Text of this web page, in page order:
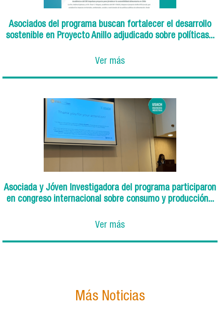
Asociados del programa buscan fortalecer el desarrollo
sostenible en Proyecto Anillo adjudicado sobre políticas...
Ver más
Asociada y Jóven Investigadora del programa participaron
en congreso internacional sobre consumo y producción...
Ver más
Más Noticias